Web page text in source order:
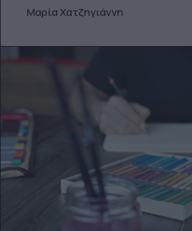
Μαρία Χατζηγιάννη